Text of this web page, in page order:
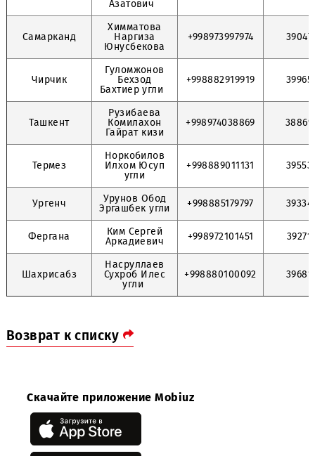
Наманган
Шарипов
Ахмаджон
Бахтиер угли
+998970551997
Матназаров
Бердах
Азатович
Химматова
Наргиза
Юнусбекова
Чирчик
Гуломжонов
Бехзод
Бахтиер угли
+998882919919
Ташкент
Рузибаева
Комилахон
Гайрат кизи
+998974038869
Термез
Норкобилов
Илхом Юсуп
угли
+998889011131
Ургенч
Урунов Обод
+998885179797
Фергана
Ким Сергей
Аркадиевич
Возврат к списку